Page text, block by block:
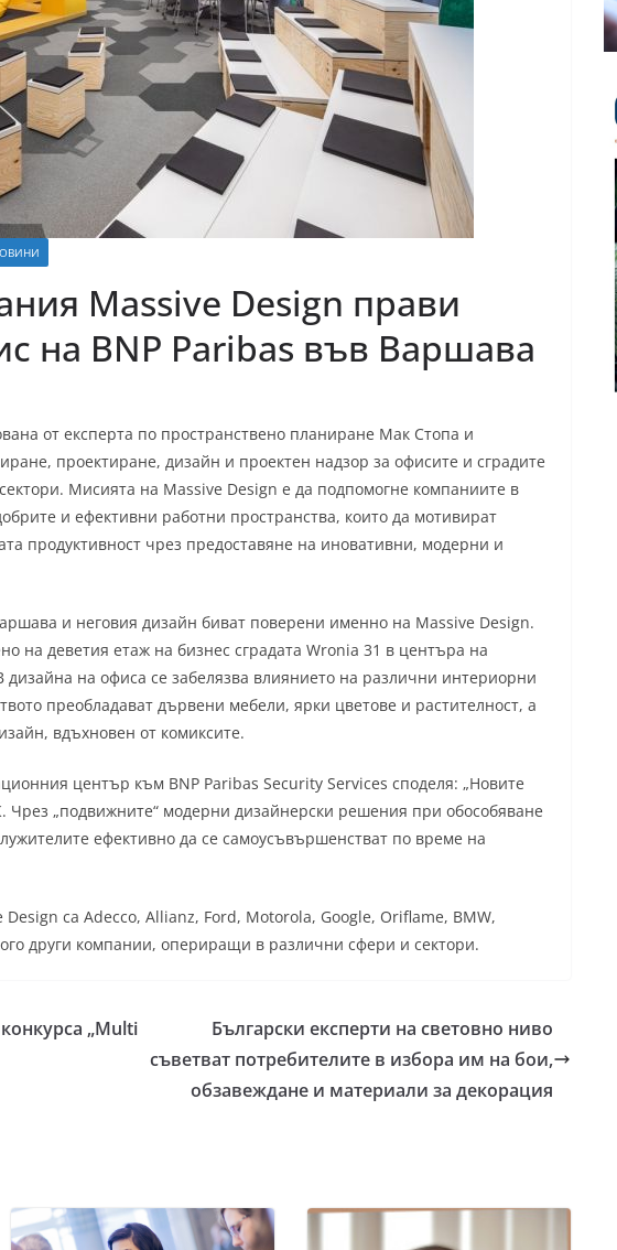
Massive Design прави
на BNP Paribas във Варшава
от експерта по пространствено планиране Мак Стопа и
проектиране, дизайн и проектен надзор за офисите и сградите
Мисията на Massive Design е да подпомогне компаниите в
и ефективни работни пространства, които да мотивират
продуктивност чрез предоставяне на иновативни, модерни и
и неговия дизайн биват поверени именно на Massive Design.
на деветия етаж на бизнес сградата Wronia 31 в центъра на
на офиса се забелязва влиянието на различни интериорни
преобладават дървени мебели, ярки цветове и растителност, а
вдъхновен от комиксите.
център към BNP Paribas Security Services споделя: „Новите
Чрез „подвижните“ модерни дизайнерски решения при обособяване
ефективно да се самоусъвършенстват по време на
са Adecco, Allianz, Ford, Motorola, Google, Oriflame, BMW,
други компании, опериращи в различни сфери и сектори.
„Multi
Български експерти на световно ниво
съветват потребителите в избора им на бои,
обзавеждане и материали за декорация